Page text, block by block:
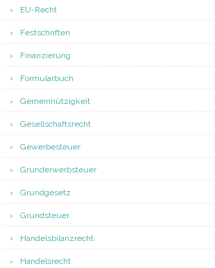
EU-Recht
Festschriften
Finanzierung
Formularbuch
Gemeinnützigkeit
Gesellschaftsrecht
Gewerbesteuer
Grunderwerbsteuer
Grundgesetz
Grundsteuer
Handelsbilanzrecht
Handelsrecht